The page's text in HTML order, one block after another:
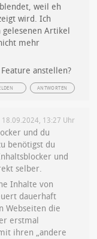
weil eh
wird. Ich
Artikel
mehr
anstellen?
ANTWORTEN
18.09.2024, 13:27 Uhr
und du
benötigst du
und
selber.
Inhalte von
dauerhaft
Webseiten die
erstmal
ihren „andere